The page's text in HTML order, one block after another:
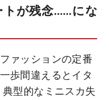
トが残念……にな
ァッションの定番
歩間違えるとイタ
型的なミニスカ失